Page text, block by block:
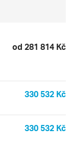
od 281 814 Kč
330 532 Kč
330 532 Kč